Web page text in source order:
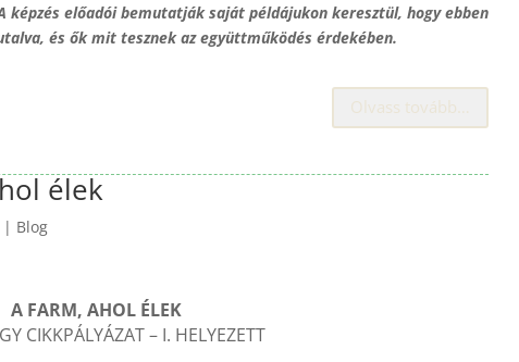
képzés előadói bemutatják saját példájukon keresztül, hogy ebben
és ők mit tesznek az együttműködés érdekében.
Olvass tovább…
élek
| Blog
A FARM, AHOL ÉLEK
CIKKPÁLYÁZAT – I. HELYEZETT